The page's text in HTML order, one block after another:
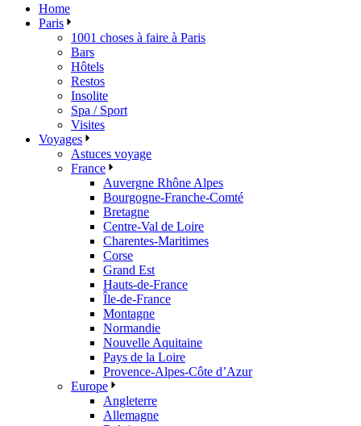
Home
Paris
1001 choses à faire à Paris
Bars
Hôtels
Restos
Insolite
Spa / Sport
Visites
Voyages
Astuces voyage
France
Auvergne Rhône Alpes
Bourgogne-Franche-Comté
Bretagne
Centre-Val de Loire
Charentes-Maritimes
Corse
Grand Est
Hauts-de-France
Île-de-France
Montagne
Normandie
Nouvelle Aquitaine
Pays de la Loire
Provence-Alpes-Côte d’Azur
Europe
Angleterre
Allemagne